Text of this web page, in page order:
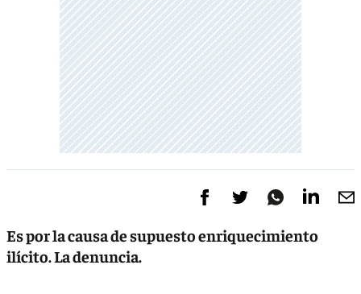
Es por la causa de supuesto enriquecimiento
ilícito. La denuncia.